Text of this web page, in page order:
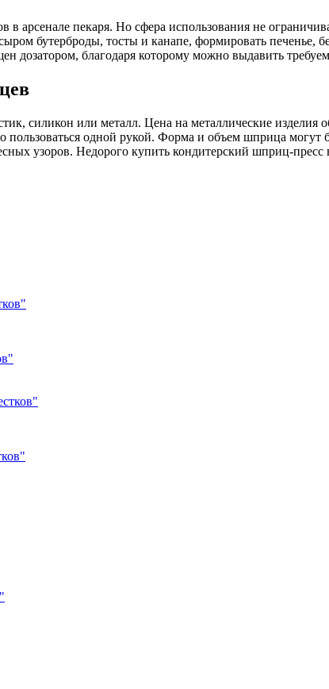
арсенале пекаря. Но сфера использования не
бутерброды, тосты и канапе, формировать печенье,
дозатором, благодаря которому можно выдавить
силикон или металл. Цена на металлические
одной рукой. Форма и объем шприца
узоров. Недорого купить кондитерский шприц-